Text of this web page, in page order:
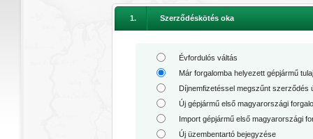
1. Szerződéskötés oka
Évfordulós váltás
Már forgalomba helyezett gépjármű
Díjnemfizetéssel megszűnt szerződés
Új gépjármű első magyarországi
Import gépjármű első magyarországi
Új üzembentartó bejegyzése